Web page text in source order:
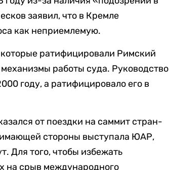
заявил, что в Кремле
как неприемлемую.
ратифицировали Римский
работы суда. Руководство
году, а ратифицировало его в
от поездки на саммит стран-
стороны выступала ЮАР,
Для того, чтобы избежать
на срыв международного